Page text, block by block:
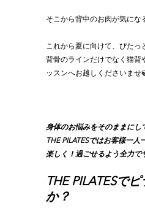
そこから背中のお肉が気にな
これから夏に向けて、ぴた
背骨のラインだけでなく猫背
ッスンへお越しくださいませ
身体のお悩みをそのままにし
THE PILATESではお客様一
楽しく！過ごせるよう全力で
THE PILATESで
か？